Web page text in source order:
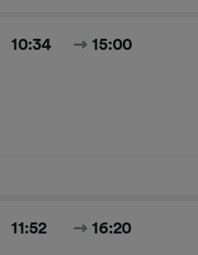
10:34 15:00
11:52 16:20